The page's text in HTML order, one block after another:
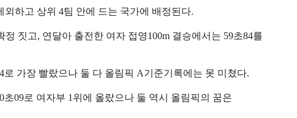
외하고 상위 4팀 안에 드는 국가에 배정된다.
정 짓고, 연달아 출전한 여자 접영100m 결승에서는 59초84를
로 가장 빨랐으나 둘 다 올림픽 A기준기록에는 못 미쳤다.
초09로 여자부 1 위에 올랐으나 둘 역시 올림픽의 꿈은